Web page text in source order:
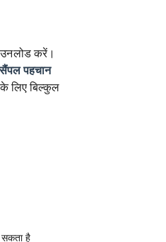
करें।
सैंपल पहचान
लिए बिल्कुल
सकता है